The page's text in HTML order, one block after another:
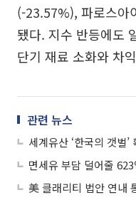
(-23.57%), 파로스아
됐다. 지수 반등에도
단기 재료 소화와 차
관련 뉴스